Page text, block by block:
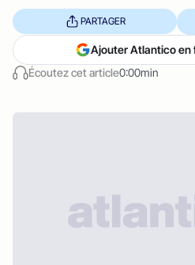
Écoutez cet article0:00min
PARTAGER
Ajouter Atlantico en